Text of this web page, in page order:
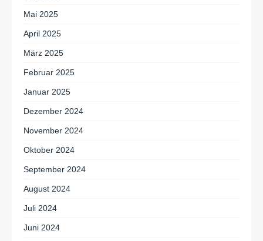
Mai 2025
April 2025
März 2025
Februar 2025
Januar 2025
Dezember 2024
November 2024
Oktober 2024
September 2024
August 2024
Juli 2024
Juni 2024